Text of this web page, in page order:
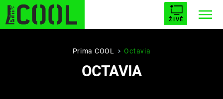
ŽIVĚ
STARHOUSE BUFFY, PŘEMOŽITELKA UPÍRŮ
PLNEJ KOTEL AVENGERS 5
Prima COOL Octavia
OCTAVIA